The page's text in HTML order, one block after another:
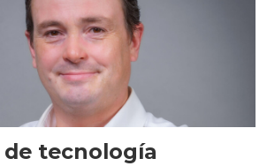
tecnología